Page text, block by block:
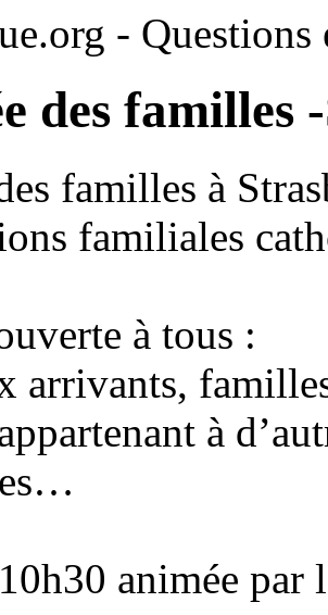
- Questions
des familles
familles à
familiales
à tous :
arrivants,
à
animée